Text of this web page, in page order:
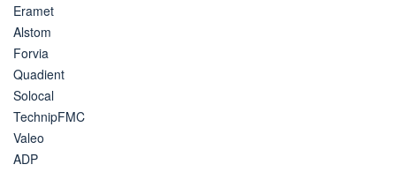
Eramet
Alstom
Forvia
Quadient
Solocal
TechnipFMC
Valeo
ADP